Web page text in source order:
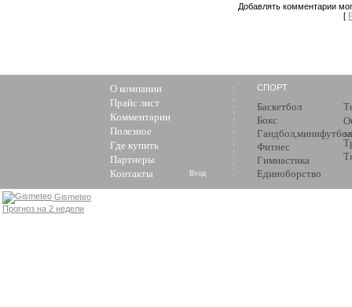
Добавлять комментарии
[
О компании
Прайс лист
Комментарии
Полезное
Где купить
Партнеры
Контакты
СПОРТ
Баскетбол
Бокс
Гандбол,минифутбол
Фитнес
Гимнастика
Единоборство
Вход
Gismeteo
Прогноз на 2 недели